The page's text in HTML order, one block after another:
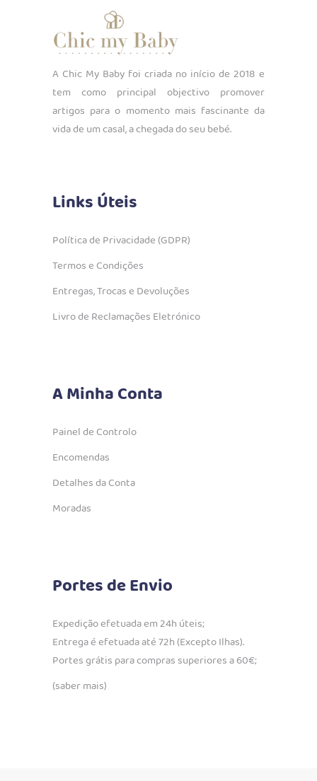
A Chic My Baby foi criada no início de 2018 e
tem como principal objectivo promover
artigos para o momento mais fascinante da
vida de um casal, a chegada do seu bebé.
Links Úteis
Política de Privacidade (GDPR)
Termos e Condições
Entregas, Trocas e Devoluções
Livro de Reclamações Eletrónico
A Minha Conta
Painel de Controlo
Encomendas
Detalhes da Conta
Moradas
Portes de Envio
Expedição efetuada em 24h úteis;
Entrega é efetuada até 72h (Excepto Ilhas).
Portes grátis para compras superiores a 60€;
(saber mais)